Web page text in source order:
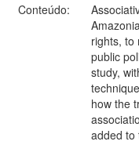
Conteúdo:
rights, to
public
study,
how the
added to